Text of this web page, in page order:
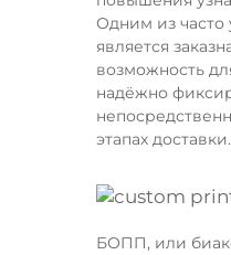
Одним из часто
является
возможность
надёжно
этапах доставки.
БОПП, или